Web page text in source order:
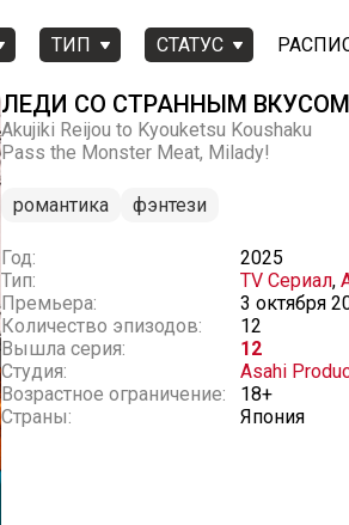
ТИП СТАТУС
ЛЕДИ СО СТРАННЫМ
Akujiki Reijou to Kyouketsu Koushaku
Pass the Monster Meat, Milady!
романтика фэнтези
Год:
2025
Тип:
TV Сериал,
Премьера:
3 октября
Количество эпизодов:
12
Вышла серия:
12
Студия:
Asahi
Возрастное ограничение:
18+
Страны:
Япония